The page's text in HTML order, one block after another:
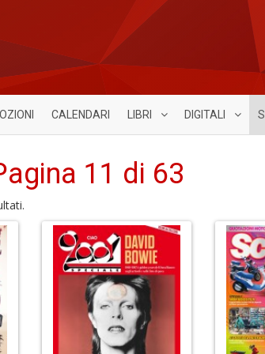
CALENDARI LIBRI DIGITALI
11 di 63